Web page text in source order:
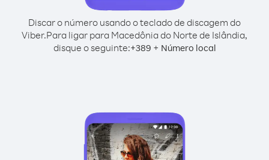
Discar o número usando o teclado de discagem do
Viber.Para ligar para Macedônia do Norte de Islândia,
disque o seguinte:+389 + Número local